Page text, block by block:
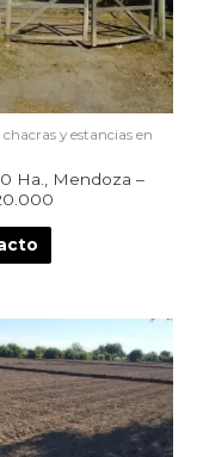
chacras y estancias en
Ha., Mendoza –